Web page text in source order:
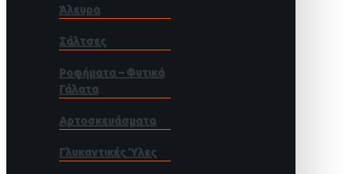
Άλευρα
Σάλτσες
Ροφήματα – Φυτικά
Γάλατα
Αρτοσκευάσματα
Γλυκαντικές Ύλες